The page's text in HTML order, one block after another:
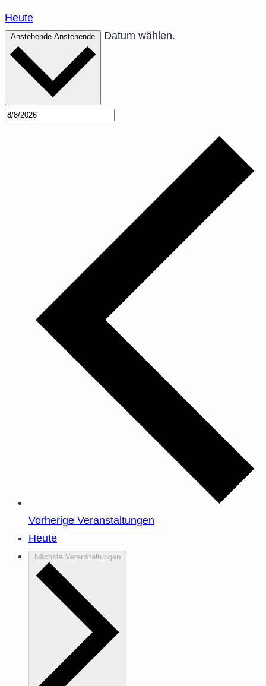
Heute
Anstehende Anstehende Datum wählen.
Vorherige Veranstaltungen
Heute
Nächste Veranstaltungen